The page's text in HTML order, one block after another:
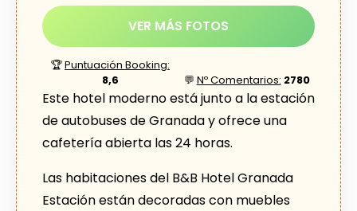
VER MÁS FOTOS
🏆Puntuación Booking:
8,6
💬 Nº Comentarios: 2780
Este hotel moderno está junto a la estación
de autobuses de Granada y ofrece una
cafetería abierta las 24 horas.
Las habitaciones del B&B Hotel Granada
Estación están decoradas con muebles